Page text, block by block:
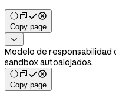
Copy page

Modelo de
sandbox autoalojados.
Copy page